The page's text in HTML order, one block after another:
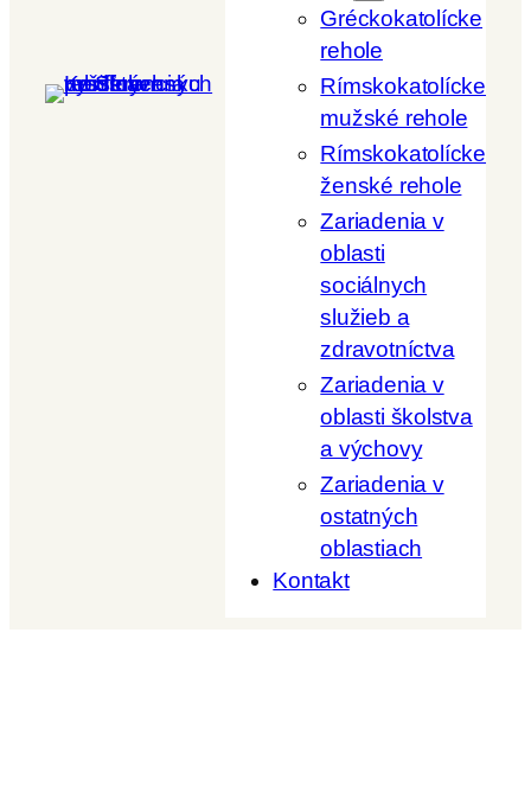
Gréckokatolícke
rehole
Rímskokatolícke
mužské rehole
Rímskokatolícke
ženské rehole
Zariadenia v
oblasti
sociálnych
služieb a
zdravotníctva
Zariadenia v
oblasti školstva
a výchovy
Zariadenia v
ostatných
oblastiach
Kontakt